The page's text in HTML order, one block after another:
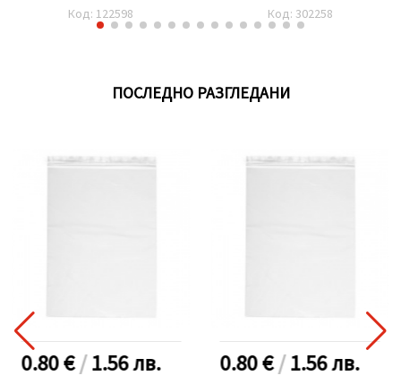
Код: 122598 Код: 302258
ПОСЛЕДНО РАЗГЛЕДАНИ
0.80 €/1.56лв. 0.80 €/1.56лв.